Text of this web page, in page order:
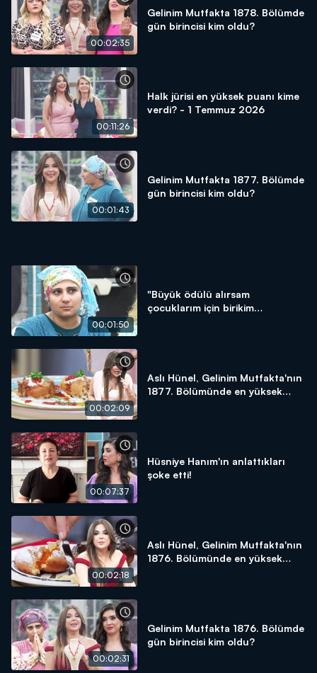
00:02:35
Gelinim Mutfakta 1878. Bölümde
gün birincisi kim oldu?
00:11:26
Halk jürisi en yüksek puanı kime
verdi? - 1 Temmuz 2026
00:01:43
Gelinim Mutfakta 1877. Bölümde
gün birincisi kim oldu?
00:01:50
"Büyük ödülü alırsam
çocuklarım için birikim
00:02:09
Aslı Hünel, Gelinim Mutfakta'nın
1877. Bölümünde en yüksek
00:07:37
Hüsniye Hanım'ın anlattıkları
şoke etti!
00:02:18
Aslı Hünel, Gelinim Mutfakta'nın
1876. Bölümünde en yüksek
00:02:31
Gelinim Mutfakta 1876. Bölümde
gün birincisi kim oldu?